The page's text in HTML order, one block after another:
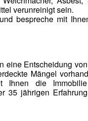
verunreinigt sein.
bespreche mit
Entscheidung
Mängel
Ihnen die
35 jährigen